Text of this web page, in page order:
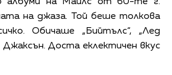
албуми на Майлс от 60-те г.
на джаза. Той беше толкова
Обичаше „Бийтълс“, „Лед
Джаксън. Доста еклектичен вкус